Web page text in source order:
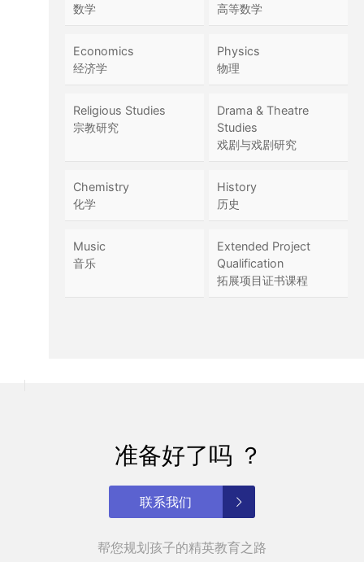
数学
高等数学
Economics
经济学
Physics
物理
Religious Studies
宗教研究
Drama & Theatre
Studies
戏剧与戏剧研究
Chemistry
化学
History
历史
Music
音乐
Extended Project
Qualification
拓展项目证书课程
准备好了吗 ？
联系我们
帮您规划孩子的精英教育之路